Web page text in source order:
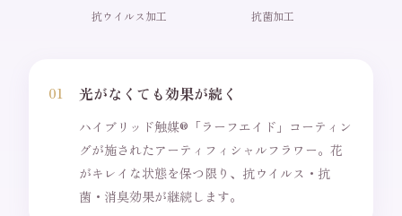
抗ウイルス加工 抗菌加工
01 光がなくても効果が続く
ハイブリッド触媒®「ラーフエイド」コーティン
グが施されたアーティフィシャルフラワー。花
がキレイな状態を保つ限り、抗ウイルス・抗
菌・消臭効果が継続します。